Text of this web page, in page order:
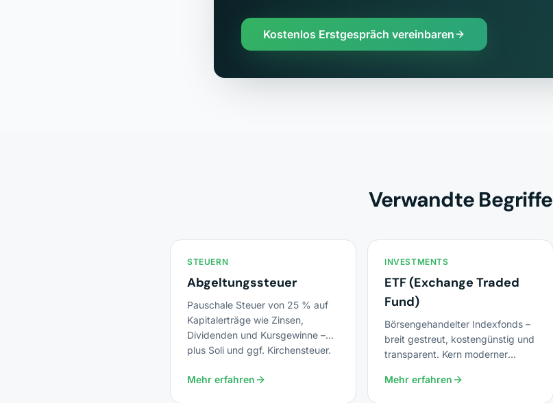
Kostenlos Erstgespräch vereinbaren
Verwandte Begriffe
STEUERN
Abgeltungssteuer
Pauschale Steuer von 25 % auf
Kapitalerträge wie Zinsen,
Dividenden und Kursgewinne –
plus Soli und ggf. Kirchensteuer.
Mehr erfahren
INVESTMENTS
ETF (Exchange Traded
Fund)
Börsengehandelter Indexfonds –
breit gestreut, kostengünstig und
transparent. Kern moderner
Mehr erfahren